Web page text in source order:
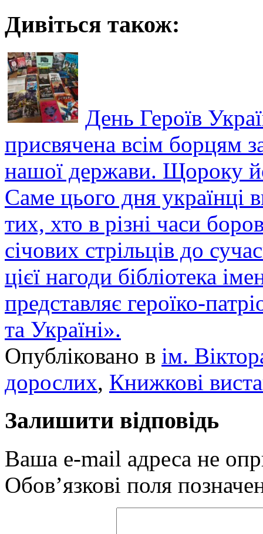
Дивіться також:
День Героїв
присвячена всім борцям
нашої держави. Щороку
Саме цього дня українці
тих, хто в різні часи
січових стрільців до
цієї нагоди бібліотека
представляє героїко-
та Україні».
Опубліковано в ім.
дорослих, Книжкові
Залишити відповідь
Ваша e-mail адреса не
Обов’язкові поля